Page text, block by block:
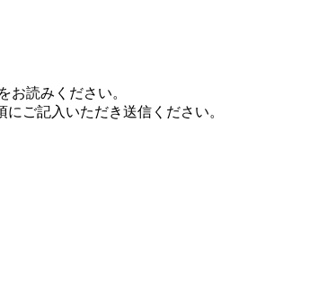
をお読みください。
ご記入いただき送信ください。